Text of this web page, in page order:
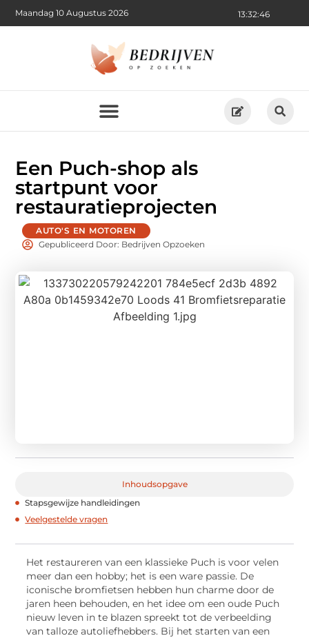
13:32:48
Maandag 10 Augustus 2026
Een Puch-shop als
startpunt voor
restauratieprojecten
AUTO'S EN MOTOREN
Gepubliceerd Door: Bedrijven Opzoeken
Inhoudsopgave
Stapsgewijze handleidingen
Veelgestelde vragen
Het restaureren van een klassieke Puch is voor velen
meer dan een hobby; het is een ware passie. De
iconische bromfietsen hebben hun charme door de
jaren heen behouden, en het idee om een oude Puch
nieuw leven in te blazen spreekt tot de verbeelding
van talloze autoliefhebbers. Bij het starten van een